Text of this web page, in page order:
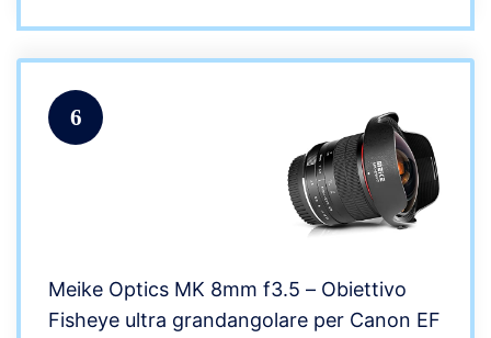
6
Meike Optics MK 8mm f3.5 – Obiettivo
Fisheye ultra grandangolare per Canon EF